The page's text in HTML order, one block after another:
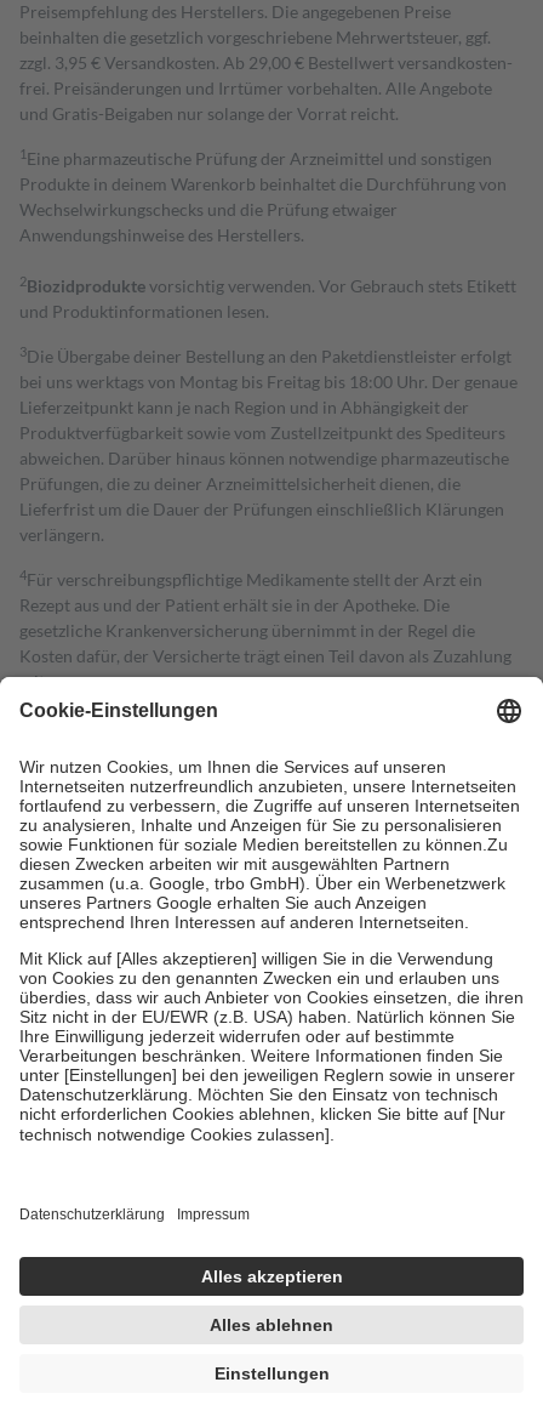
Preisempfehlung des Herstellers. Die angegebenen Preise
beinhalten die gesetzlich vorgeschriebene Mehrwertsteuer, ggf.
zzgl. 3,95 € Versandkosten. Ab 29,00 € Bestell­wert versand­kosten­
frei. Preisänderungen und Irrtümer vorbehalten. Alle Angebote
und Gratis-Beigaben nur solange der Vorrat reicht.
1 Eine pharmazeutische Prüfung der Arzneimittel und sonstigen
Produkte in deinem Warenkorb beinhaltet die Durchführung von
Wechselwirkungschecks und die Prüfung etwaiger
Anwendungshinweise des Herstellers.
2Biozidproduktevorsichtig verwenden. Vor Gebrauch stets Etikett
und Produktinformationen lesen.
3Die Übergabe deiner Bestellung an den Paketdienstleister erfolgt
bei uns werktags von Montag bis Freitag bis 18:00 Uhr. Der genaue
Lieferzeitpunkt kann je nach Region und in Abhängigkeit der
Produktverfügbarkeit sowie vom Zustellzeitpunkt des Spediteurs
abweichen. Darüber hinaus können notwendige pharmazeutische
Prüfungen, die zu deiner Arzneimittelsicherheit dienen, die
Lieferfrist um die Dauer der Prüfungen einschließlich Klärungen
verlängern.
4Für verschreibungspflichtige Medikamente stellt der Arzt ein
Rezept aus und der Patient erhält sie in der Apotheke. Die
gesetzliche Krankenversicherung übernimmt in der Regel die
Kosten dafür, der Versicherte trägt einen Teil davon als Zuzahlung
mit.
Grundsätzlich leisten Mitglieder Zuzahlungen in Höhe von zehn
höchstens zehn Euro.
Es sind jedoch nie mehr als die tatsächlichen
Kosten der Leistung zu entrichten.
Diese Regeln gelten grundsätzlich auch für Online-Apotheken.
Bei Heilmitteln und häuslicher Krankenpflege beträgt die
Zuzahlung zehn Prozent der Kosten sowie zehn Euro je
Verordnung.
Um das Engagement der Versicherten für ihre eigene Gesundheit zu
stärken und die besondere Stellung der Familie zu unterstützen,
fallenkeine Zuzahlungenan bei:
• Kindern und Jugendlichen bis zum vollendeten 18. Lebensjahr
mit Ausnahme der Fahrkosten
• Untersuchungen zur Vorsorge und Früherkennung, die von der
GKV getragen werden
• empfohlenen Schutzimpfungen
• Harn- und Blutteststreifen
getroffen, um sicherzustellen, dass es sich um echte Bewertungen
https://help.etrusted.com/hc/de/articles/4419944605341
Einige Bilder und Inhalte wurden unter Zuhilfenahme künstlicher